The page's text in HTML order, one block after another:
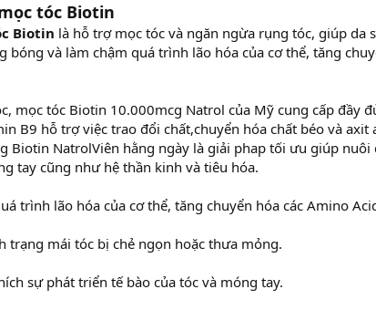
tóc Biotin
Biotin là hỗ trợ mọc tóc và ngăn ngừa rụng tóc, giúp da
bóng và làm chậm quá trình lão hóa của cơ thể, tăng
mọc tóc Biotin 10.000mcg Natrol của Mỹ cung cấp đầy
B9 hỗ trợ việc trao đổi chất,chuyển hóa chất béo và axit
Biotin NatrolViên hằng ngày là giải phap tối ưu giúp nuôi
tay cũng như hệ thần kinh và tiêu hóa.
trình lão hóa của cơ thể, tăng chuyển hóa các Amino
trạng mái tóc bị chẻ ngọn hoặc thưa mỏng.
sự phát triển tế bào của tóc và móng tay.